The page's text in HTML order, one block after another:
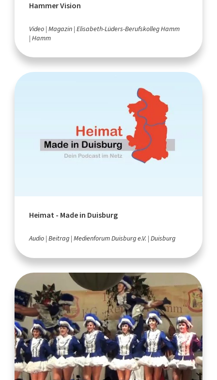
Hammer Vision
Video Magazin Elisabeth-Lüders-Berufskolleg Hamm
Hamm
Heimat - Made in Duisburg
Audio Beitrag Medienforum Duisburg e.V. Duisburg